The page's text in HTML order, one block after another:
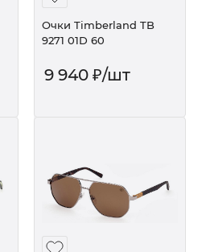
Очки Timberland TB
9271 01D 60
9 940₽/шт